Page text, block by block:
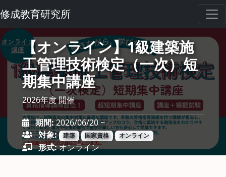
修成教育研究所
【オンライン】1級建築施
工管理技術検定（一次）短
期集中講座
2026年度 開催
期間:2026/06/20 ~
対象:
建築 国家資格 オンライン
形式:オンライン